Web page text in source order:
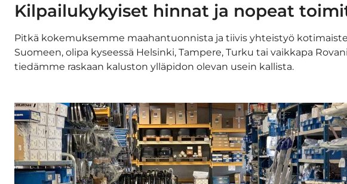
Kilpailukykyiset hinnat ja nopeat
Pitkä kokemuksemme maahantuonnista ja tiivis yhteistyö
Suomeen, olipa kyseessä Helsinki, Tampere, Turku tai vaikkapa
tiedämme raskaan kaluston ylläpidon olevan usein kallista.